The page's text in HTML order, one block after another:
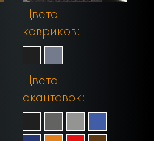
Цвета
ковриков:
Цвета
окантовок: